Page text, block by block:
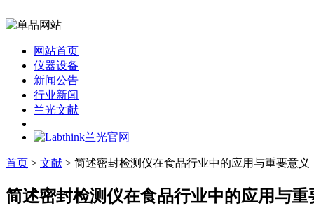
网站首页
仪器设备
新闻公告
行业新闻
兰光文献
首页 > 文献 > 简述密封检测仪在食品行业中的应用与重要意义
简述密封检测仪在食品行业中的应用与重